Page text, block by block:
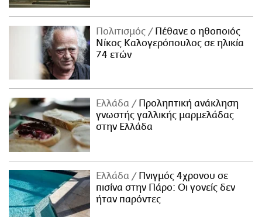
Πολιτισμός
Πέθανε ο ηθοποιός
Νίκος Καλογερόπουλος σε ηλικία
74 ετών
Ελλάδα
Προληπτική ανάκληση
γνωστής γαλλικής μαρμελάδας
στην Ελλάδα
Ελλάδα
Πνιγμός 4χρονου σε
πισίνα στην Πάρο: Οι γονείς δεν
ήταν παρόντες